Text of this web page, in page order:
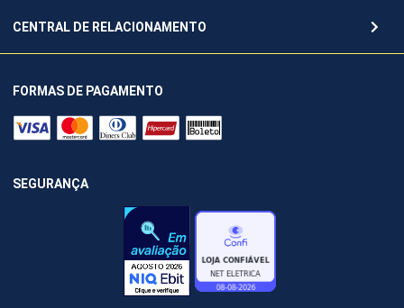
CENTRAL DE RELACIONAMENTO
FORMAS DE PAGAMENTO
SEGURANÇA